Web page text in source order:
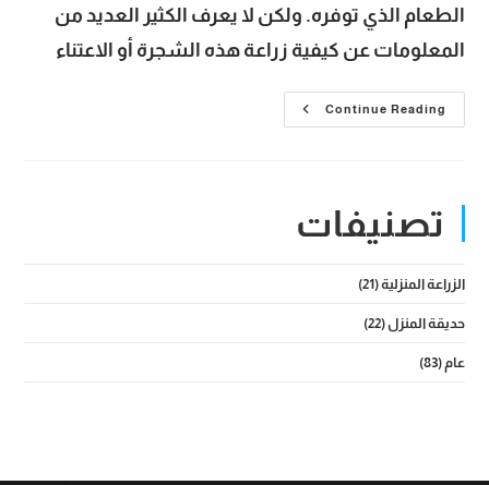
الطعام الذي توفره. ولكن لا يعرف الكثير العديد من
المعلومات عن كيفية زراعة هذه الشجرة أو الاعتناء
Continue Readingشجرة
قرنبيط
بها
حتى
تصنيفات
الزراعة المنزلية(21)
حديقة المنزل (22)
عام(83)